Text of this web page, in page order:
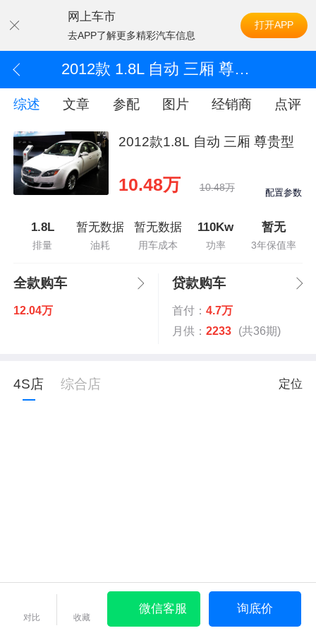
网上车市
去APP了解更多精彩汽车信息
打开APP
2012款 1.8L 自动 三厢 尊贵型
综述 文章 参配 图片 经销商 点评
2012款1.8L 自动 三厢 尊贵型
10.48万 10.48万 配置参数
1.8L
排量
暂无数据
油耗
暂无数据
用车成本
110Kw
功率
暂无
3年保值率
全款购车
12.04万
贷款购车
首付： 4.7万
月供： 2233 (共36期)
4S店 综合店 定位
对比 收藏
微信客服 询底价